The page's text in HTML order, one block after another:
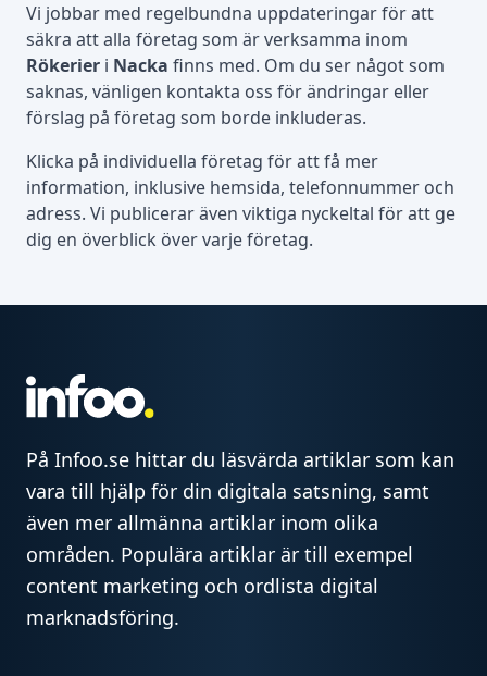
Vi jobbar med regelbundna uppdateringar för att
säkra att alla företag som är verksamma inom
Rökerier i Nacka finns med. Om du ser något som
saknas, vänligen kontakta oss för ändringar eller
förslag på företag som borde inkluderas.
Klicka på individuella företag för att få mer
information, inklusive hemsida, telefonnummer och
adress. Vi publicerar även viktiga nyckeltal för att ge
dig en överblick över varje företag.
På Infoo.se hittar du läsvärda artiklar som kan
vara till hjälp för din digitala satsning, samt
även mer allmänna artiklar inom olika
områden. Populära artiklar är till exempel
content marketing och ordlista digital
marknadsföring.